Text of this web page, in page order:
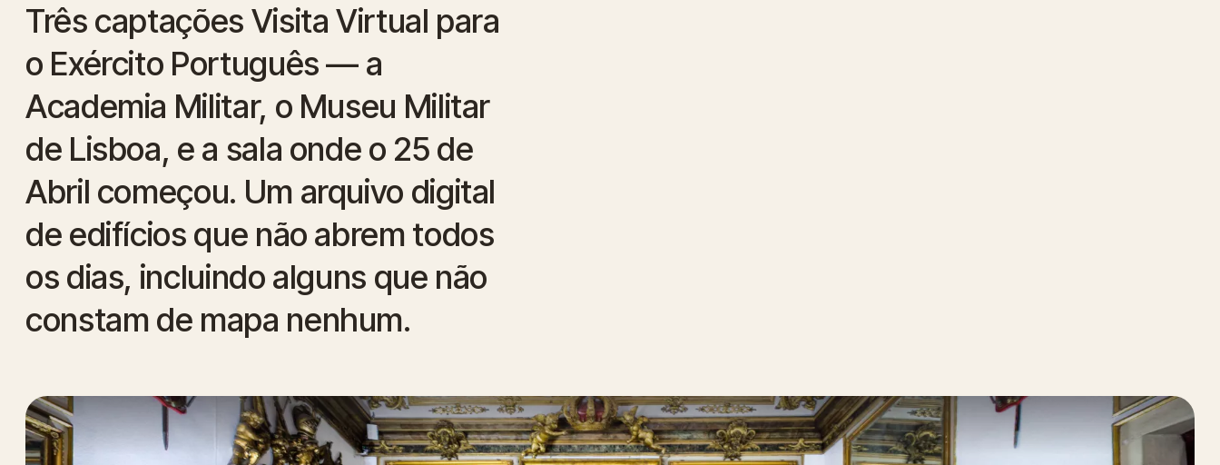
Três captações Visita Virtual para
o Exército Português — a
Academia Militar, o Museu Militar
de Lisboa, e a sala onde o 25 de
Abril começou. Um arquivo digital
de edifícios que não abrem todos
os dias, incluindo alguns que não
constam de mapa nenhum.